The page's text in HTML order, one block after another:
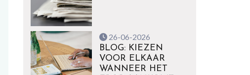
26-06-2026
BLOG: KIEZEN
VOOR ELKAAR
WANNEER HET